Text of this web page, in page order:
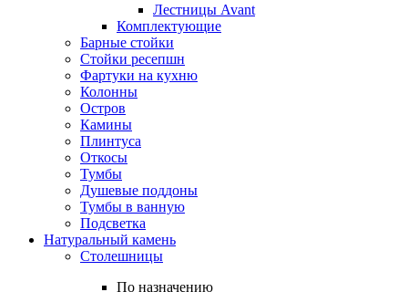
Лестницы Avant
Комплектующие
Барные стойки
Стойки ресепшн
Фартуки на кухню
Колонны
Остров
Камины
Плинтуса
Откосы
Тумбы
Душевые поддоны
Тумбы в ванную
Подсветка
Натуральный камень
Столешницы
По назначению